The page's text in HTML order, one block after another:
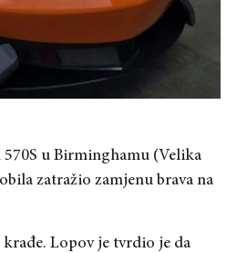
u Birminghamu (Velika
zatražio zamjenu brava na
Lopov je tvrdio je da